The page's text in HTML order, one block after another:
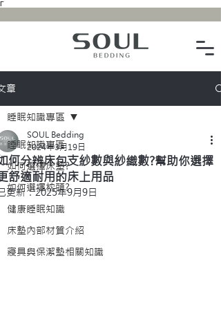
Γ
章
睡眠知識專區
如何選擇床墊?
如何選擇枕頭?
健康睡眠知識
床墊內部材質介紹
寢具與保潔墊相關知識
睡眠知識專區
何分辨床包支紗數與紗織數?幫助你選擇
舒適耐用的床上用品
SOUL Bedding
2024年3月19日
更新：2025年9月9日